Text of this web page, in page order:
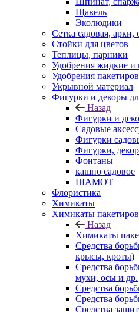
Щавель
Эколюдики
Сетка садовая,
Стойки для цветов
Теплицы, парники
Удобрения жидкие и
Удобрения
Укрывной материал
Фигурки и декоры
Назад
Фигурки и
Садовые
Фигурки
Фигурки,
Фонтаны
кашпо садовое
ШАМОТ
Флористика
Химикаты
Химикаты
Назад
Химикаты
Средства
крысы, кроты)
Средства
мухи, осы и др.
Средства
Средства
Средства